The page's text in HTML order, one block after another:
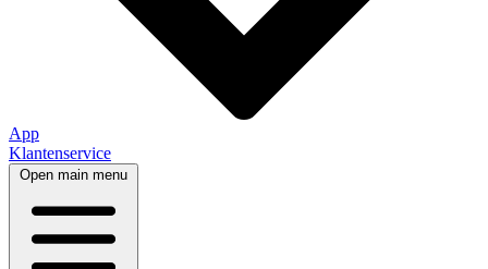
App
Klantenservice
Open main menu